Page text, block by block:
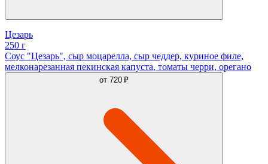
Цезарь
250 г
Соус "Цезарь", сыр моцарелла, сыр чеддер, куриное филе,
мелконарезанная пекинская капуста, томаты черри, орегано
от 720 ₽